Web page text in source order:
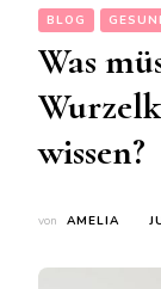
BLOG
Was
wissen?
von AMELIA